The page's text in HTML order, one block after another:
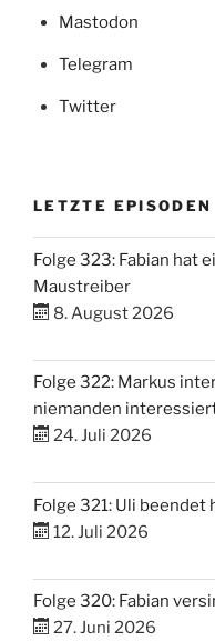
Mastodon
Telegram
Twitter
LETZTE EPISODEN
Folge 323: Fabian hat
Maustreiber
8. August 2026
Folge 322: Markus
niemanden
24. Juli 2026
Folge 321: Uli
12. Juli 2026
Folge 320: Fabian
27. Juni 2026